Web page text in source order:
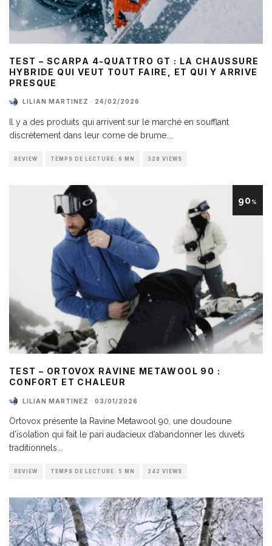
TEST – SCARPA 4-QUATTRO GT : LA CHAUSSURE
HYBRIDE QUI VEUT TOUT FAIRE, ET QUI Y ARRIVE
PRESQUE
LILIAN MARTINEZ · 24/02/2026
Il y a des produits qui arrivent sur le marché en soufflant
discrètement dans leur corne de brume.
REVIEW TEMPS DE LECTURE: 6 MN 328 VIEWS
90%
TEST – ORTOVOX RAVINE METAWOOL 90 :
CONFORT ET CHALEUR
LILIAN MARTINEZ · 03/01/2026
Ortovox présente la Ravine Metawool 90, une doudoune
d’isolation qui fait le pari audacieux d’abandonner les duvets
traditionnels...
REVIEW TEMPS DE LECTURE: 5 MN 242 VIEWS